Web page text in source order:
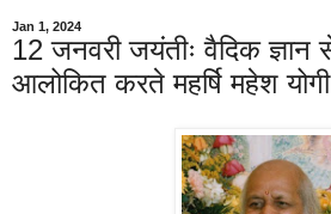
Jan 1, 2024
12 जनवरी जयंतीः वैदिक ज्ञान
आलोकित करते महर्षि महेश योगी